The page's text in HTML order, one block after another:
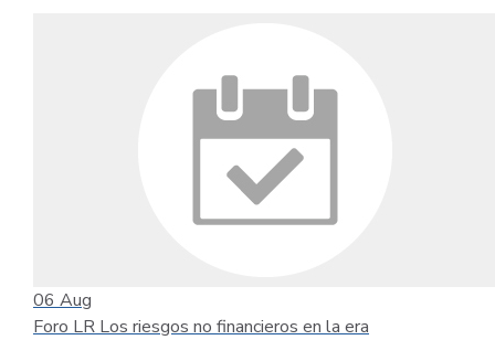
06 Aug
Foro LR Los riesgos no financieros en la era